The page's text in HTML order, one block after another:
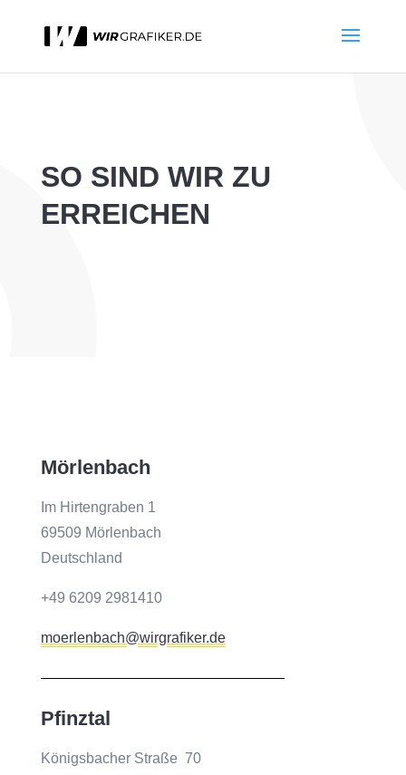
SO SIND WIR ZU
ERREICHEN
Mörlenbach
Im Hirtengraben 1
69509 Mörlenbach
Deutschland
+49 6209 2981410
moerlenbach@wirgrafiker.de
Pfinztal
Königsbacher Straße 70